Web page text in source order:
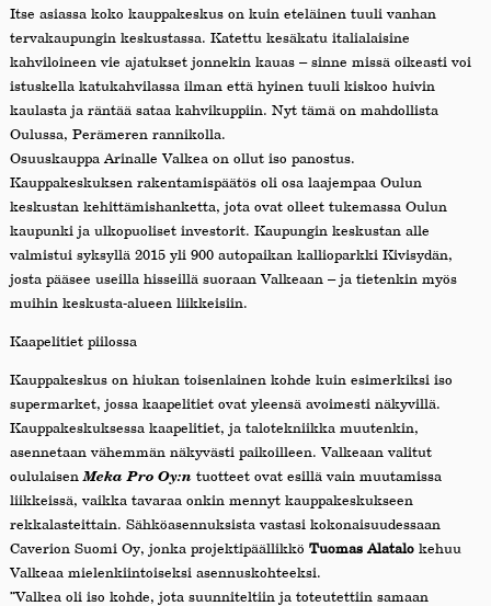
Itse asiassa koko kauppakeskus on kuin eteläinen tuuli vanhan
tervakaupungin keskustassa. Katettu kesäkatu italialaisine
kahviloineen vie ajatukset jonnekin kauas – sinne missä oikeasti voi
istuskella katukahvilassa ilman että hyinen tuuli kiskoo huivin
kaulasta ja räntää sataa kahvikuppiin. Nyt tämä on mahdollista
Oulussa, Perämeren rannikolla.
Osuuskauppa Arinalle Valkea on ollut iso panostus.
Kauppakeskuksen rakentamispäätös oli osa laajempaa Oulun
keskustan kehittämishanketta, jota ovat olleet tukemassa Oulun
kaupunki ja ulkopuoliset investorit. Kaupungin keskustan alle
valmistui syksyllä 2015 yli 900 autopaikan kallioparkki Kivisydän,
josta pääsee useilla hisseillä suoraan Valkeaan – ja tietenkin myös
muihin keskusta-alueen liikkeisiin.
Kaapelitiet piilossa
Kauppakeskus on hiukan toisenlainen kohde kuin esimerkiksi iso
supermarket, jossa kaapelitiet ovat yleensä avoimesti näkyvillä.
Kauppakeskuksessa kaapelitiet, ja talotekniikka muutenkin,
asennetaan vähemmän näkyvästi paikoilleen. Valkeaan valitut
oululaisenMeka Pro Oy:n tuotteet ovat esillä vain muutamissa
liikkeissä, vaikka tavaraa onkin mennyt kauppakeskukseen
rekkalasteittain. Sähköasennuksista vastasi kokonaisuudessaan
Caverion Suomi Oy, jonka projektipäällikköTuomas Alatalo kehuu
Valkeaa mielenkiintoiseksi asennuskohteeksi.
”Valkea oli iso kohde, jota suunniteltiin ja toteutettiin samaan